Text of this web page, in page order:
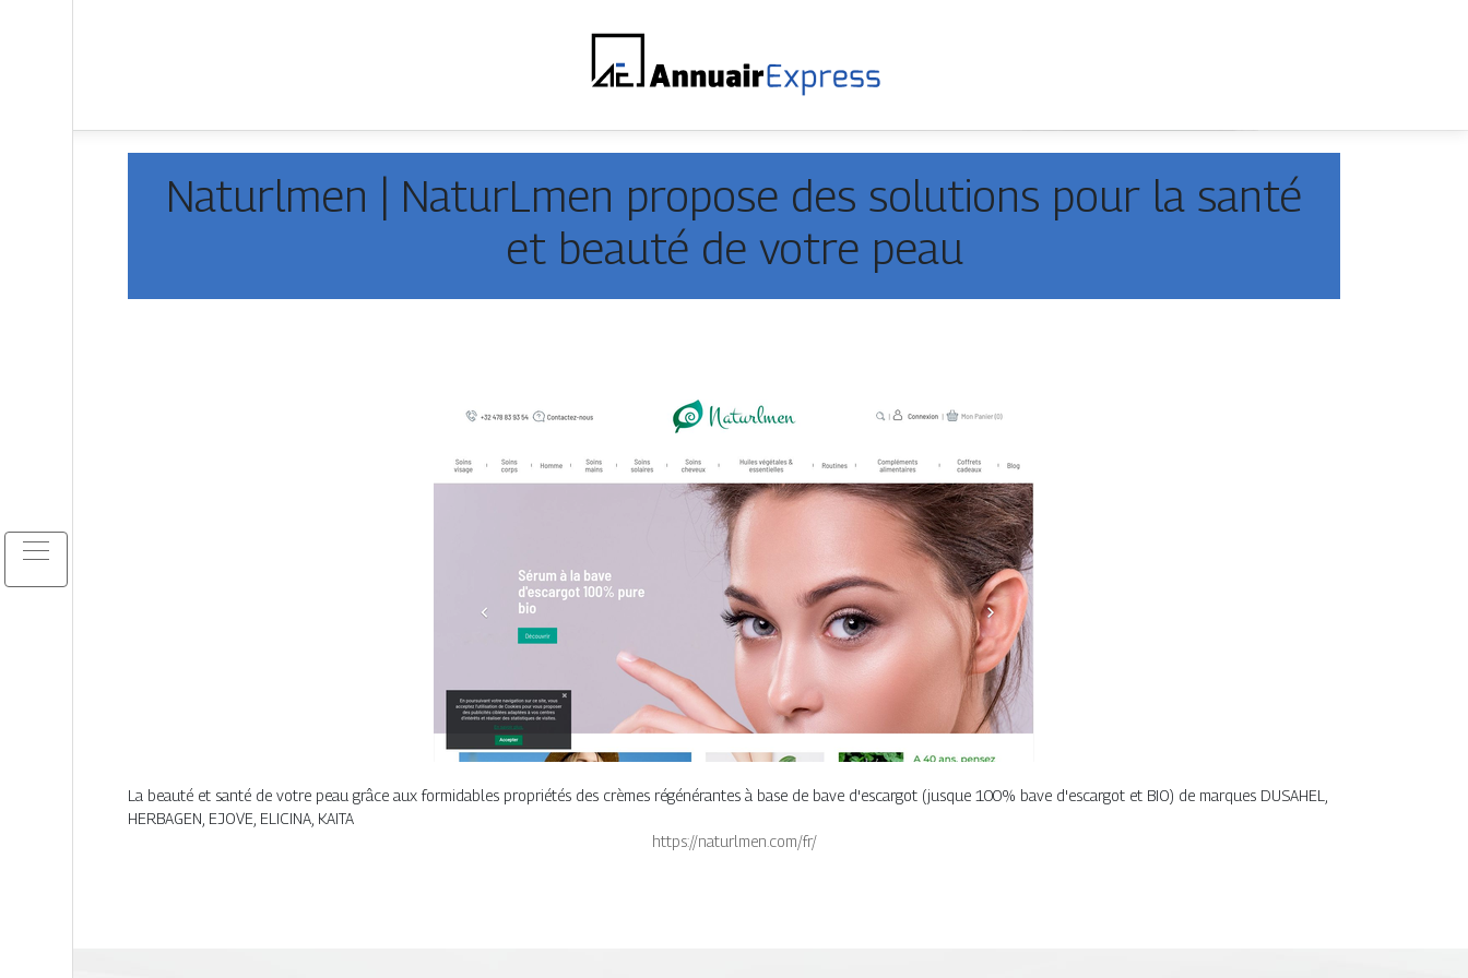
Naturlmen | NaturLmen propose des solutions pour la santé
et beauté de votre peau
La beauté et santé de votre peau grâce aux formidables propriétés des crèmes régénérantes à base de bave d'escargot (jusque 100% bave d'escargot et BIO) de marques DUSAHEL,
HERBAGEN, EJOVE, ELICINA, KAITA
https://naturlmen.com/fr/